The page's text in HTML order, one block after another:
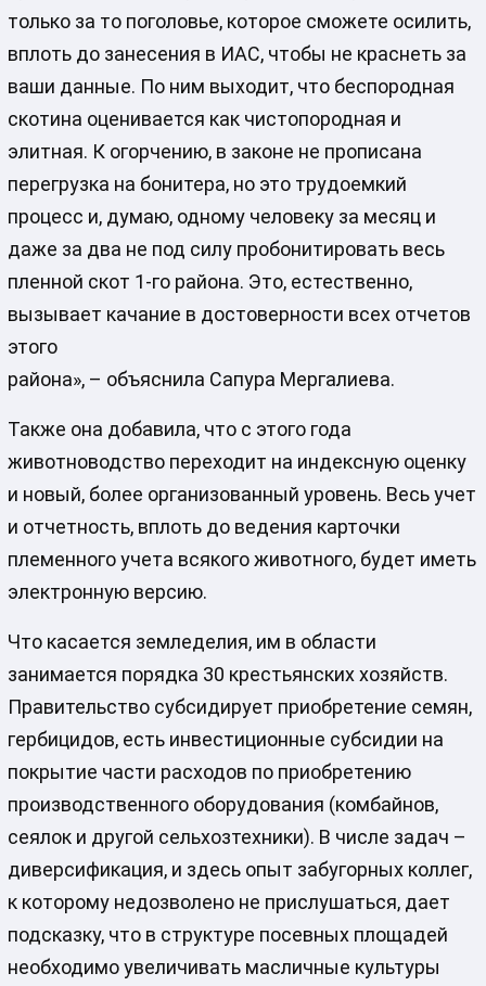
только за то поголовье, которое сможете осилить,
вплоть до занесения в ИАС, чтобы не краснеть за
ваши данные. По ним выходит, что беспородная
скотина оценивается как чистопородная и
элитная. К огорчению, в законе не прописана
перегрузка на бонитера, но это трудоемкий
процесс и, думаю, одному человеку за месяц и
даже за два не под силу пробонитировать весь
пленной скот 1-го района. Это, естественно,
вызывает качание в достоверности всех отчетов
этого
района», – объяснила Сапура Мергалиева.
Также она добавила, что с этого года
животноводство переходит на индексную оценку
и новый, более организованный уровень. Весь учет
и отчетность, вплоть до ведения карточки
племенного учета всякого животного, будет иметь
электронную версию.
Что касается земледелия, им в области
занимается порядка 30 крестьянских хозяйств.
Правительство субсидирует приобретение семян,
гербицидов, есть инвестиционные субсидии на
покрытие части расходов по приобретению
производственного оборудования (комбайнов,
сеялок и другой сельхозтехники). В числе задач –
диверсификация, и здесь опыт забугорных коллег,
к которому недозволено не прислушаться, дает
подсказку, что в структуре посевных площадей
необходимо увеличивать масличные культуры